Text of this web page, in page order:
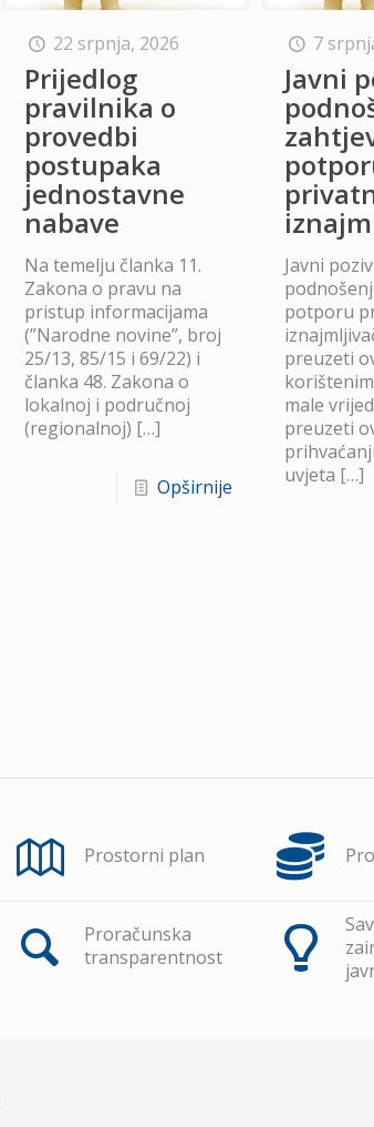
22 srpnja, 2026
Prijedlog
pravilnika o
provedbi
postupaka
jednostavne
nabave
Na temelju članka 11.
Zakona o pravu na
pristup informacijama
(”Narodne novine”, broj
25/13, 85/15 i 69/22) i
članka 48. Zakona o
lokalnoj i područnoj
(regionalnoj) […]
Opširnije
7
Javni
Javni
potporu
preuzeti
male
preuzeti
uvjeta […]
Prostorni plan
Proračunska
transparentnost